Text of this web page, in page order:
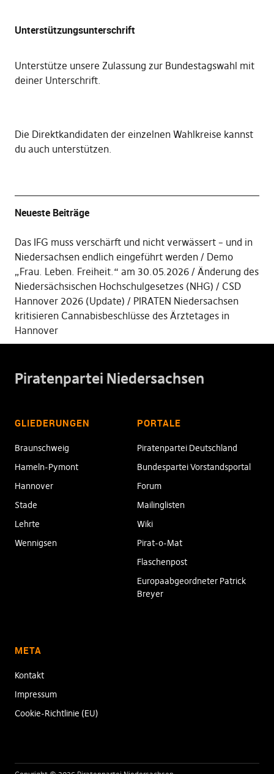
Unterstützungsunterschrift
Unterstütze unsere Zulassung zur Bundestagswahl mit
deiner Unterschrift.
Die Direktkandidaten der einzelnen Wahlkreise kannst
du auch unterstützen.
Neueste Beiträge
Das IFG muss verschärft und nicht verwässert – und in
Niedersachsen endlich eingeführt werden
Demo
„Frau. Leben. Freiheit.“ am 30.05.2026
Änderung des
Niedersächsischen Hochschulgesetzes (NHG)
CSD
Hannover 2026 (Update)
PIRATEN Niedersachsen
kritisieren Cannabisbeschlüsse des Ärztetages in
Hannover
Piratenpartei Niedersachsen
GLIEDERUNGEN
Braunschweig
Hameln-Pymont
Hannover
Stade
Lehrte
Wennigsen
PORTALE
Piratenpartei Deutschland
Bundespartei Vorstandsportal
Forum
Mailinglisten
Wiki
Pirat-o-Mat
Flaschenpost
Europaabgeordneter Patrick
Breyer
META
Kontakt
Impressum
Cookie-Richtlinie (EU)